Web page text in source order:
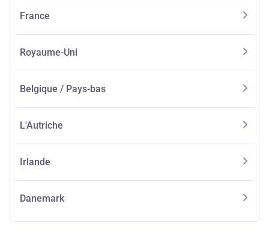
France
Royaume-Uni
Belgique / Pays-bas
L'Autriche
Irlande
Danemark